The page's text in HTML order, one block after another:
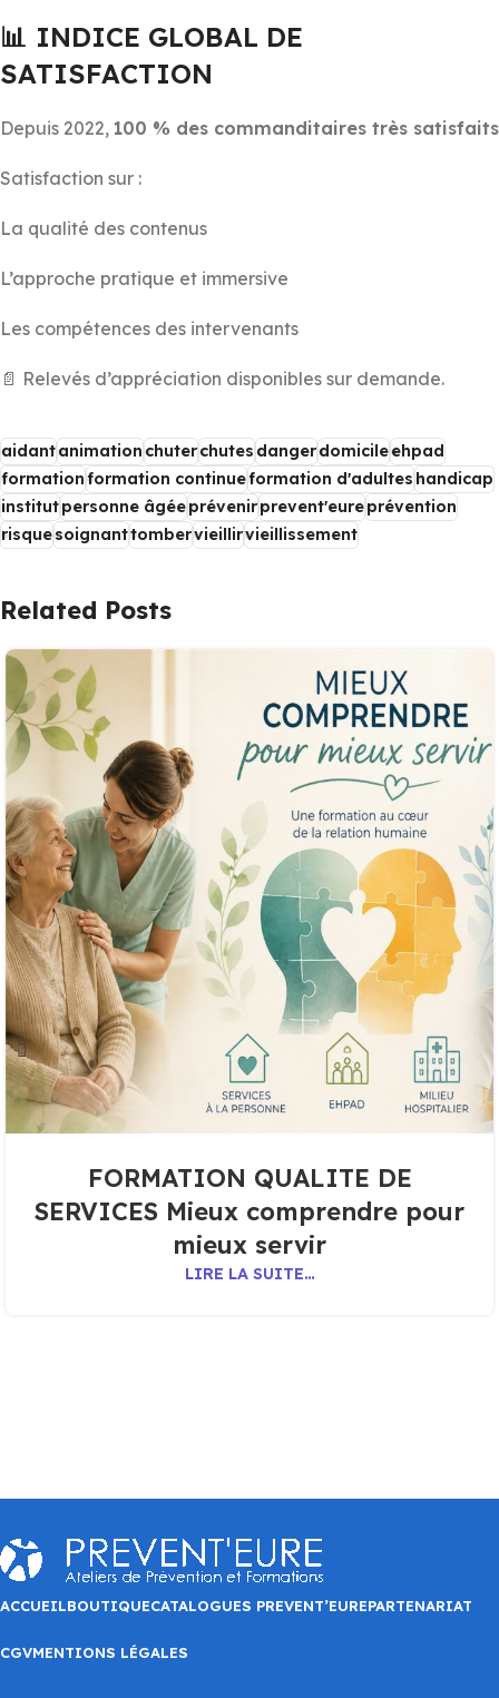
📊 INDICE GLOBAL DE
SATISFACTION
Depuis 2022, 100 % des commanditaires très satisfaits
Satisfaction sur :
La qualité des contenus
L’approche pratique et immersive
Les compétences des intervenants
📄 Relevés d’appréciation disponibles sur demande.
aidantanimationchuterchutesdangerdomicileehpad
formationformation continueformation d'adulteshandicap
institutpersonne âgéeprévenirprevent'eureprévention
risquesoignanttombervieillirvieillissement
Related Posts
FORMATION QUALITE DE
SERVICES Mieux comprendre pour
mieux servir
LIRE LA SUITE…
ACCUEILBOUTIQUECATALOGUES PREVENT’EUREPARTENARIAT
CGVMENTIONS LÉGALES